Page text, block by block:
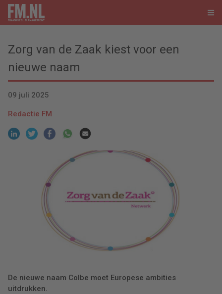
Zorg van de Zaak kiest voor een
nieuwe naam
09 juli 2025
Redactie FM
De nieuwe naam Colbe moet Europese ambities
uitdrukken.